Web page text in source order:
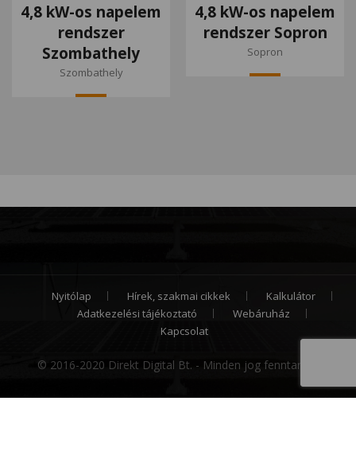
4,8 kW-os napelem
rendszer
Szombathely
Szombathely
4,8 kW-os napelem
rendszer Sopron
Sopron
Nyitólap Hírek, szakmai cikkek
Kalkulátor
Adatkezelési tájékoztató
Webáruház
Kapcsolat
© 2016-2020 Direkt Digital Bt. - Minden jog fenntartva.